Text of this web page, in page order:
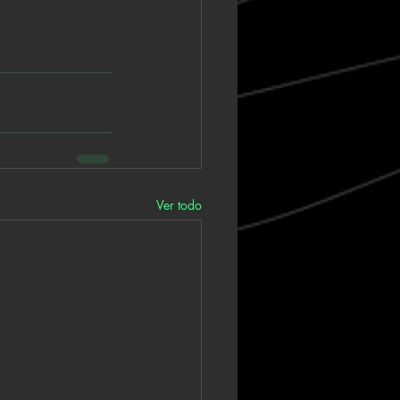
Ver todo